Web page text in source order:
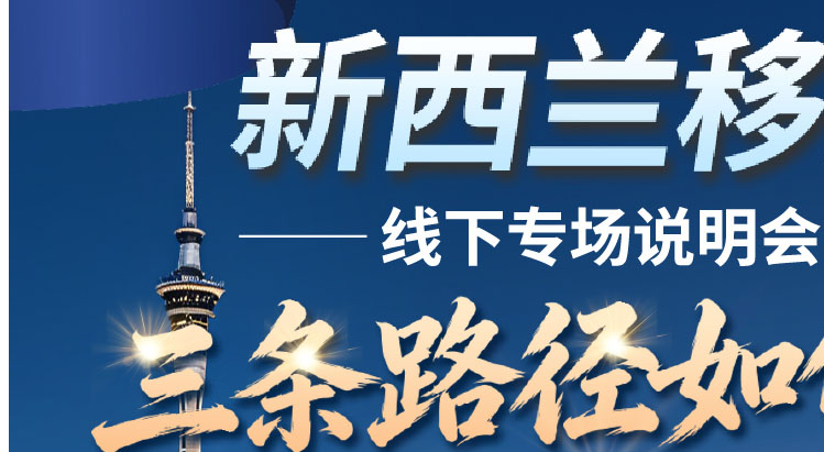
澳洲
加拿大
亚洲
海房
开户
安家
案例